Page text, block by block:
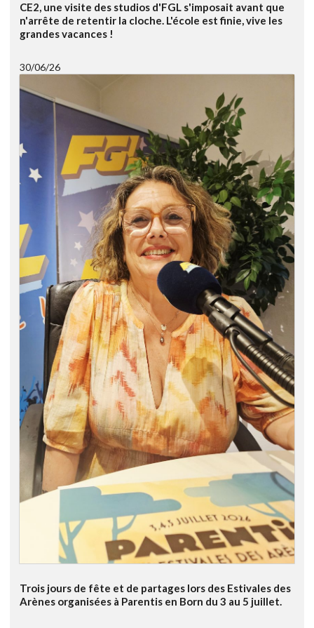
CE2, une visite des studios d'FGL s'imposait avant que
n'arrête de retentir la cloche. L'école est finie, vive les
grandes vacances !
30/06/26
Trois jours de fête et de partages lors des Estivales des
Arènes organisées à Parentis en Born du 3 au 5 juillet.